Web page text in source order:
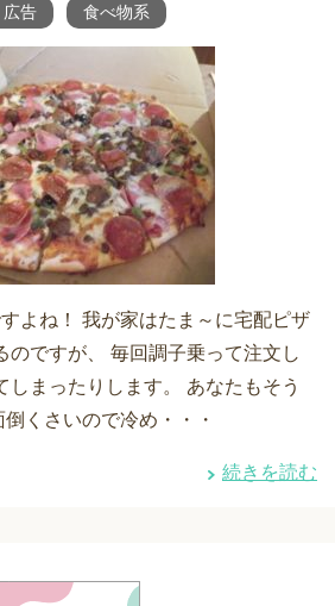
広告 食べ物系
よね！ 我が家はたま～に宅配ピザ
のですが、 毎回調子乗って注文し
しまったりします。 あなたもそう
くさいので冷め・・・
続きを読む